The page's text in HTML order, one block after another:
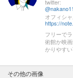
twitter:
オフィシ
https://
フリーで
術館か映
かりやす
その他の画像